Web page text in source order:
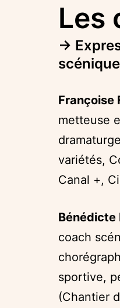
Les
→
scénique
Françoise
metteuse
variétés,
Canal +,
Bénédicte
coach
sportive,
(Chantier